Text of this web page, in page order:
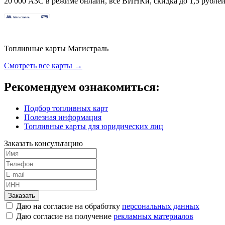
Топливные карты Магистраль
Смотреть все карты →
Рекомендуем ознакомиться:
Подбор топливных карт
Полезная информация
Топливные карты для юридических лиц
Заказать консультацию
Заказать
Даю на согласие на обработку персональных данных
Даю согласие на получение рекламных материалов